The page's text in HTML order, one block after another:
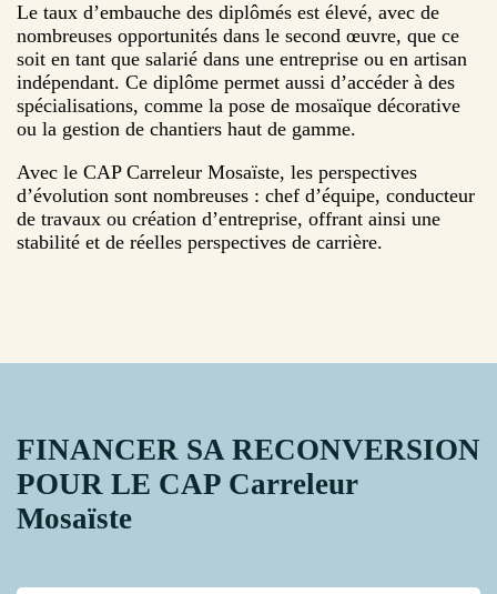
Le taux d’embauche des diplômés est élevé, avec de
nombreuses opportunités dans le second œuvre, que ce
soit en tant que salarié dans une entreprise ou en artisan
indépendant. Ce diplôme permet aussi d’accéder à des
spécialisations, comme la pose de mosaïque décorative
ou la gestion de chantiers haut de gamme.
Avec le CAP Carreleur Mosaïste, les perspectives
d’évolution sont nombreuses : chef d’équipe, conducteur
de travaux ou création d’entreprise, offrant ainsi une
stabilité et de réelles perspectives de carrière.
FINANCER SA RECONVERSION
POUR LE CAP Carreleur
Mosaïste